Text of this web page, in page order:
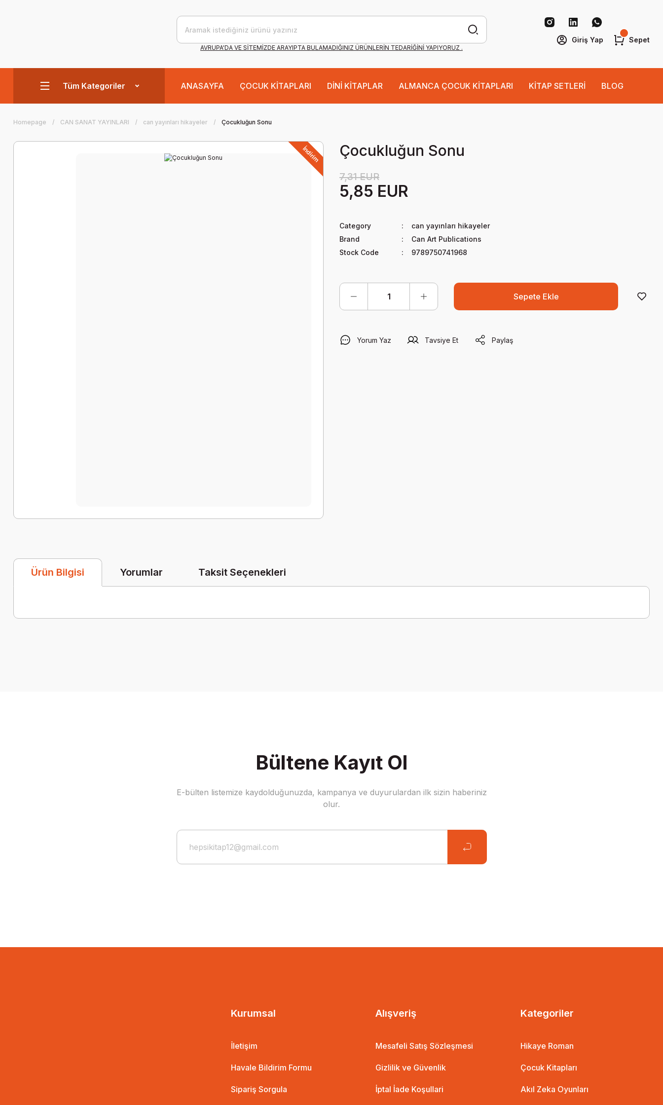
AVRUPA'DA VE SİTEMİZDE ARAYIPTA BULAMADIĞINIZ ÜRÜNLERİN TEDARİĞİNİ YAPIYORUZ .
Giriş Yap Sepet
Tüm Kategoriler ANASAYFA ÇOCUK KİTAPLARI DİNİ KİTAPLAR ALMANCA ÇOCUK KİTAPLARI KİTAP SETLERİ BLOG
Homepage CAN SANAT YAYINLARI can yayınları hikayeler Çocukluğun Sonu
İndirim Çocukluğun Sonu
7,31 EUR
5,85 EUR
Category
can yayınları hikayeler
Brand
Can Art Publications
Stock Code
9789750741968
Sepete Ekle
Yorum Yaz Tavsiye Et Paylaş
Ürün Bilgisi Yorumlar Taksit Seçenekleri
Bültene Kayıt Ol
E-bülten listemize kaydolduğunuzda, kampanya ve duyurulardan ilk sizin haberiniz
olur.
Kurumsal
İletişim
Havale Bildirim Formu
Sipariş Sorgula
Alışveriş
Mesafeli Satış Sözleşmesi
Gizlilik ve Güvenlik
İptal İade Koşullari
Kategoriler
Hikaye Roman
Çocuk Kitapları
Akıl Zeka Oyunları